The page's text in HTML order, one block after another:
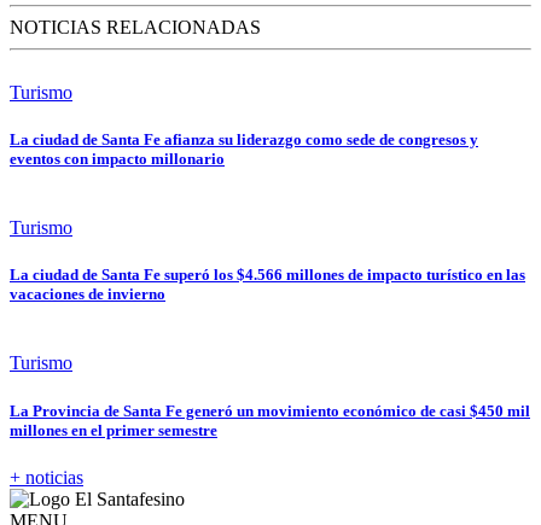
NOTICIAS RELACIONADAS
Turismo
La ciudad de Santa Fe afianza su liderazgo como sede de congresos y
eventos con impacto millonario
Turismo
La ciudad de Santa Fe superó los $4.566 millones de impacto turístico en las
vacaciones de invierno
Turismo
La Provincia de Santa Fe generó un movimiento económico de casi $450 mil
millones en el primer semestre
+ noticias
MENU